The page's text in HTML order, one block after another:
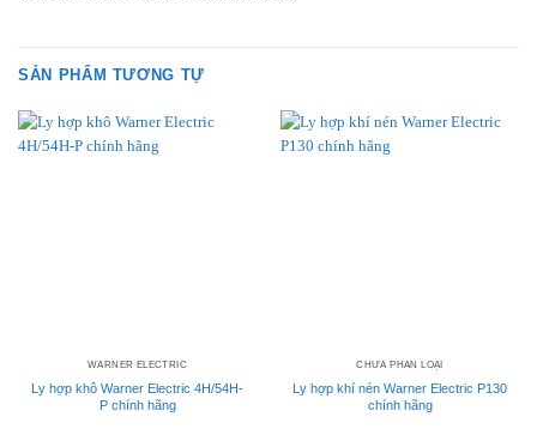
SẢN PHẨM TƯƠNG TỰ
WARNER ELECTRIC
Ly hợp khô Warner Electric 4H/54H-
P chính hãng
CHƯA PHÂN LOẠI
Ly hợp khí nén Warner Electric P130
chính hãng